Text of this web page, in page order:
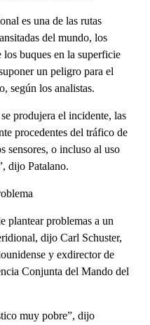
es una de las rutas
del mundo, los
buques en la superficie
un peligro para el
según los analistas.
produjera el incidente, las
procedentes del tráfico de
sensores, o incluso al uso
dijo Patalano.
plantear problemas a un
dijo Carl Schuster,
y exdirector de
Conjunta del Mando del
muy pobre”, dijo